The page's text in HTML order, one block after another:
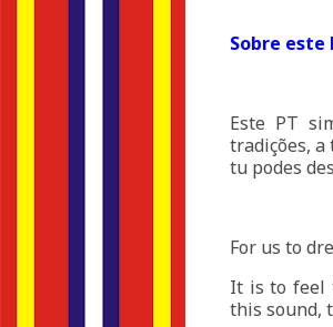
Sobre este
Este PT
tradições, a
tu podes
For us to
It is to feel
this sound,